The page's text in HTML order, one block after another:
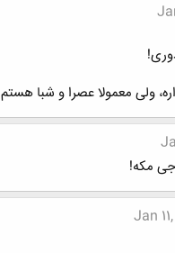
ولی معمولا عصرا و شبا هستم
مکه!
Jan